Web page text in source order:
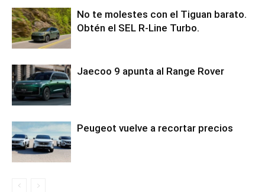
No te molestes con el Tiguan barato.
Obtén el SEL R-Line Turbo.
Jaecoo 9 apunta al Range Rover
Peugeot vuelve a recortar precios